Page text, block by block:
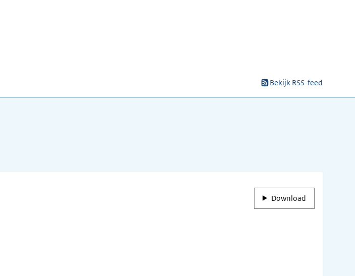
Bekijk RSS-feed
Download